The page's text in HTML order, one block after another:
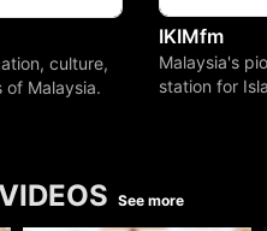
culture,
of Malaysia.
IKIMfm
Malaysia's
station for
See more